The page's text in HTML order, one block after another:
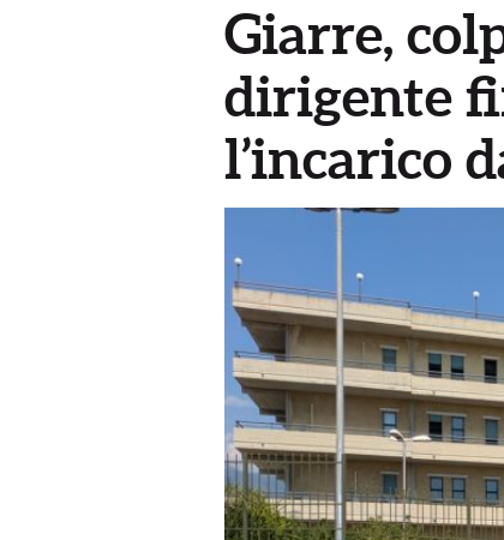
Giarre,
dirigente
l’incarico